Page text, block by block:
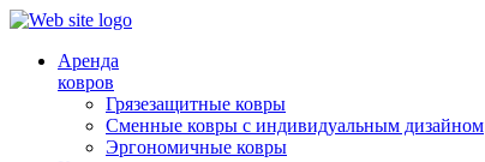
Аренда
ковров
Грязезащитные ковры
Сменные ковры с индивидуальным дизайном
Эргономичные ковры